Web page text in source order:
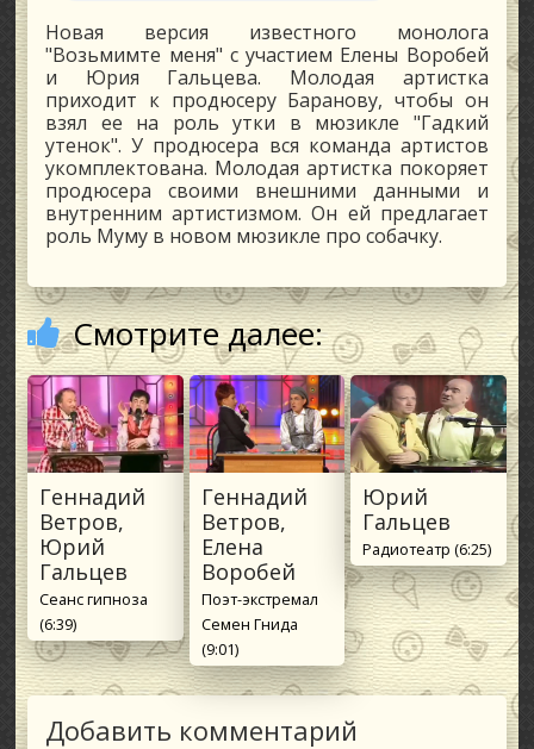
Новая версия известного монолога
"Возьмимте меня" с участием Елены Воробей
и Юрия Гальцева. Молодая артистка
приходит к продюсеру Баранову, чтобы он
взял ее на роль утки в мюзикле "Гадкий
утенок". У продюсера вся команда артистов
укомплектована. Молодая артистка покоряет
продюсера своими внешними данными и
внутренним артистизмом. Он ей предлагает
роль Муму в новом мюзикле про собачку.
Смотрите далее:
Геннадий
Ветров,
Юрий
Гальцев
Сеанс гипноза
(6:39)
Геннадий
Ветров,
Елена
Воробей
Поэт-экстремал
Семен Гнида
(9:01)
Юрий
Гальцев
Радиотеатр (6:25)
Добавить комментарий